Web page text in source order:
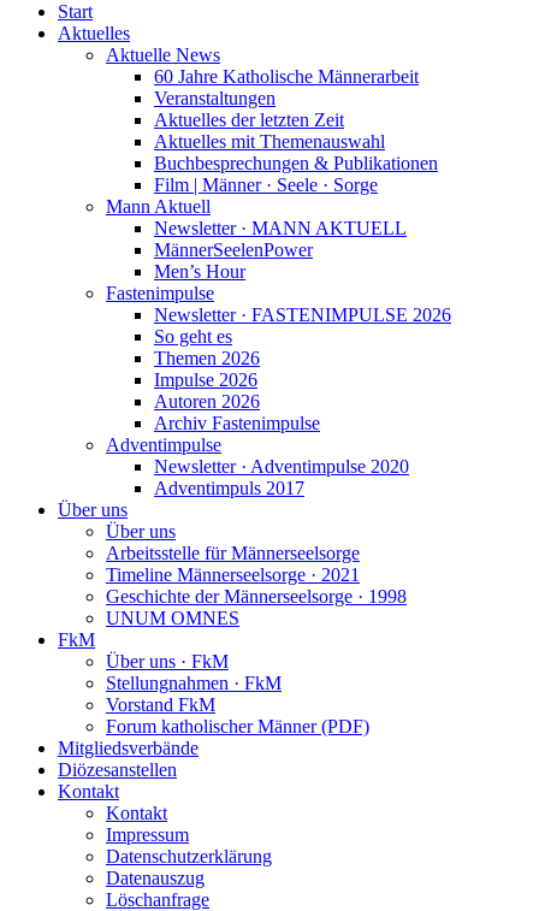
Start
Aktuelles
Aktuelle News
60 Jahre Katholische Männerarbeit
Veranstaltungen
Aktuelles der letzten Zeit
Aktuelles mit Themenauswahl
Buchbesprechungen & Publikationen
Film | Männer · Seele · Sorge
Mann Aktuell
Newsletter · MANN AKTUELL
MännerSeelenPower
Men’s Hour
Fastenimpulse
Newsletter · FASTENIMPULSE 2026
So geht es
Themen 2026
Impulse 2026
Autoren 2026
Archiv Fastenimpulse
Adventimpulse
Newsletter · Adventimpulse 2020
Adventimpuls 2017
Über uns
Über uns
Arbeitsstelle für Männerseelsorge
Timeline Männerseelsorge · 2021
Geschichte der Männerseelsorge · 1998
UNUM OMNES
FkM
Über uns · FkM
Stellungnahmen · FkM
Vorstand FkM
Forum katholischer Männer (PDF)
Mitgliedsverbände
Diözesanstellen
Kontakt
Kontakt
Impressum
Datenschutzerklärung
Datenauszug
Löschanfrage